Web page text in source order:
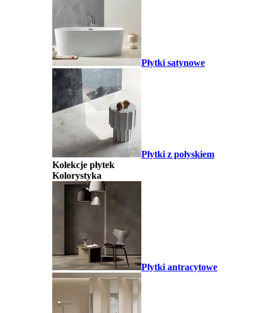
Płytki satynowe
Płytki z połyskiem
Kolekcje płytek
Kolorystyka
Płytki antracytowe